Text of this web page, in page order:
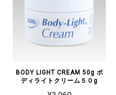
BODY LIGHT CREAM 50g ボ
ディライトクリーム５０g